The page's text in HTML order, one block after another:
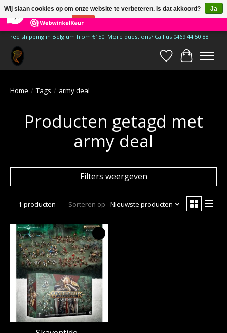
185 Reviews ×
Free shipping in Belgium from €150! More questions? Call us 0469 44 50 88
Verlanglijst
Home / Tags / army deal
Producten getagd met
army deal
Filters weergeven
1 producten Sorteren op Nieuwste producten
Wij slaan cookies op om onze website te verbeteren. Is dat akkoord?
Ja
Nee